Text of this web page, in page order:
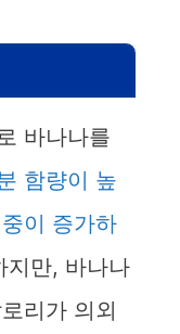
바나나를
함량이 높
이 증가하
지만, 바나나
리가 의외